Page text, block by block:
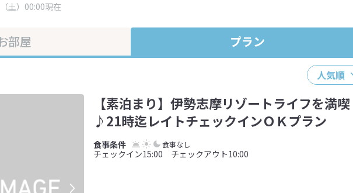
土）00:00現在
部屋 プラン
人気順
【素泊まり】伊勢志摩リゾートライフを満喫
♪21時迄レイトチェックインＯＫプラン
食事なし
チェックイン15:00 チェックアウト10:00